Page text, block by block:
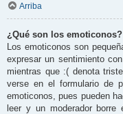
Arriba
¿Qué son los emoticonos?
Los emoticonos son
expresar un sentimiento
mientras que :( denota
verse en el formulario de
emoticonos, pues pueden
leer y un moderador